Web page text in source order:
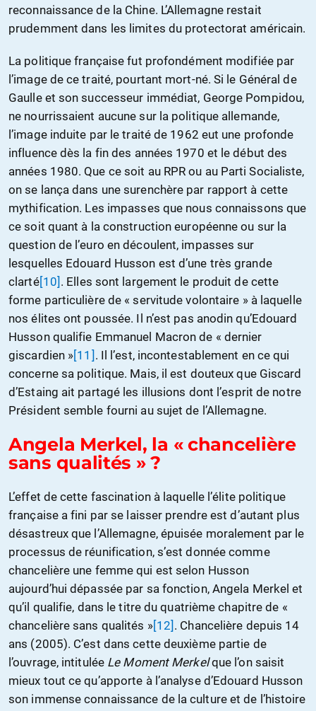
reconnaissance de la Chine. L’Allemagne restait
prudemment dans les limites du protectorat américain.
La politique française fut profondément modifiée par
l’image de ce traité, pourtant mort-né. Si le Général de
Gaulle et son successeur immédiat, George Pompidou,
ne nourrissaient aucune sur la politique allemande,
l’image induite par le traité de 1962 eut une profonde
influence dès la fin des années 1970 et le début des
années 1980. Que ce soit au RPR ou au Parti Socialiste,
on se lança dans une surenchère par rapport à cette
mythification. Les impasses que nous connaissons que
ce soit quant à la construction européenne ou sur la
question de l’euro en découlent, impasses sur
lesquelles Edouard Husson est d’une très grande
clarté[10] . Elles sont largement le produit de cette
forme particulière de « servitude volontaire » à laquelle
nos élites ont poussée. Il n’est pas anodin qu’Edouard
Husson qualifie Emmanuel Macron de « dernier
giscardien »[11] . Il l’est, incontestablement en ce qui
concerne sa politique. Mais, il est douteux que Giscard
d’Estaing ait partagé les illusions dont l’esprit de notre
Président semble fourni au sujet de l’Allemagne.
Angela Merkel, la « chancelière
sans qualités » ?
L’effet de cette fascination à laquelle l’élite politique
française a fini par se laisser prendre est d’autant plus
désastreux que l’Allemagne, épuisée moralement par le
processus de réunification, s’est donnée comme
chancelière une femme qui est selon Husson
aujourd’hui dépassée par sa fonction, Angela Merkel et
qu’il qualifie, dans le titre du quatrième chapitre de «
chancelière sans qualités »[12] . Chancelière depuis 14
ans (2005). C’est dans cette deuxième partie de
l’ouvrage, intitulée Le Moment Merkelque l’on saisit
mieux tout ce qu’apporte à l’analyse d’Edouard Husson
son immense connaissance de la culture et de l’histoire